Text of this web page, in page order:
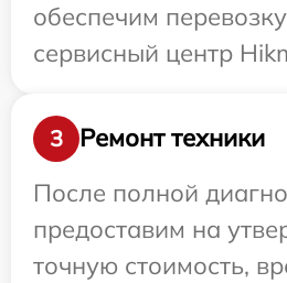
обеспечим
сервисный центр
3
Ремонт техники
После полной
предоставим на
точную стоимость,